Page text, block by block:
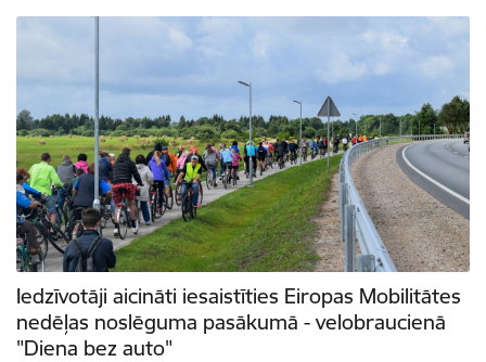
Iedzīvotāji aicināti iesaistīties Eiropas Mobilitātes
nedēļas noslēguma pasākumā - velobraucienā
"Diena bez auto"